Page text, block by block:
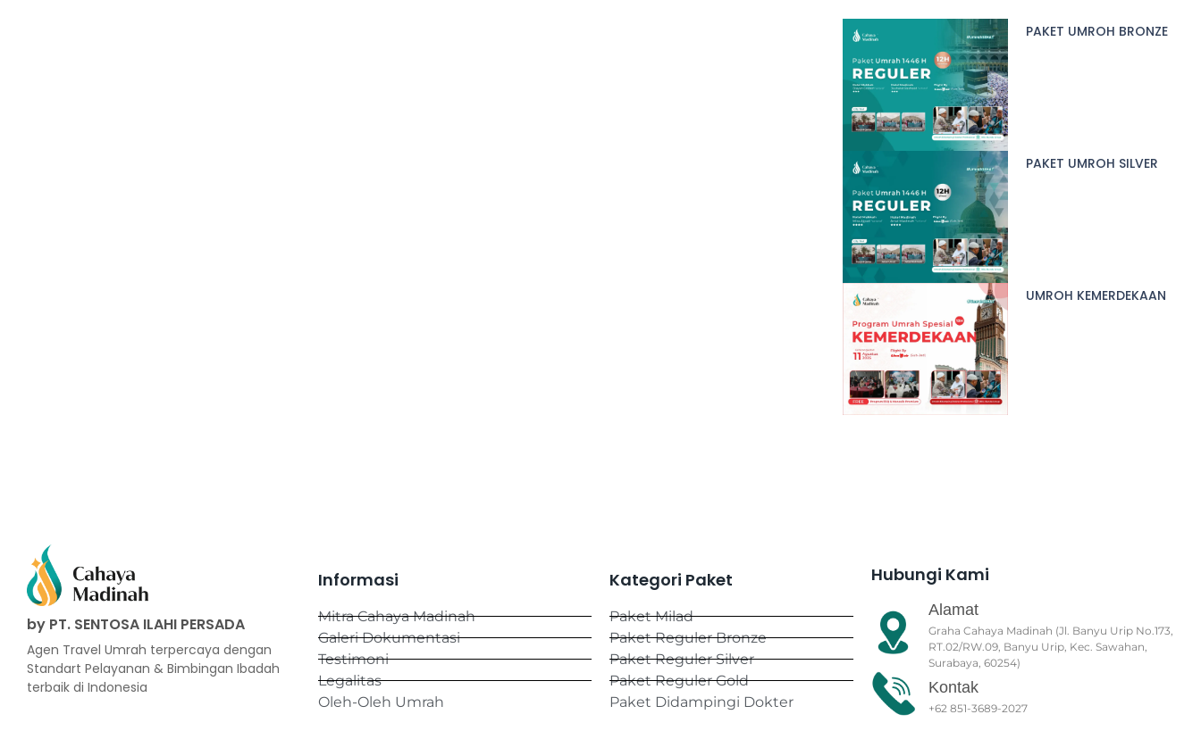
PAKET UMROH BRONZE
PAKET UMROH SILVER
UMROH KEMERDEKAAN
by PT. SENTOSA ILAHI PERSADA
Agen Travel Umrah terpercaya dengan
Standart Pelayanan & Bimbingan Ibadah
terbaik di Indonesia
Informasi
Mitra Cahaya Madinah
Galeri Dokumentasi
Testimoni
Legalitas
Oleh-Oleh Umrah
Kategori Paket
Paket Milad
Paket Reguler Bronze
Paket Reguler Silver
Paket Reguler Gold
Paket Didampingi Dokter
Hubungi Kami
Alamat
Graha Cahaya Madinah (Jl. Banyu Urip No.173,
RT.02/RW.09, Banyu Urip, Kec. Sawahan,
Surabaya, 60254)
Kontak
+62 851-3689-2027